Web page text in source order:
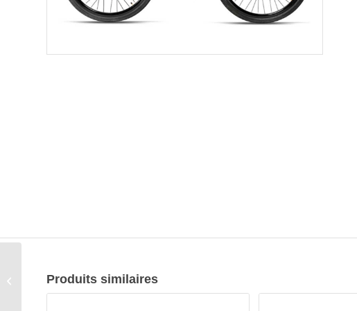
Produits similaires
MONZA